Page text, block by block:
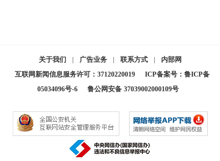
关于我们 广告业务 联系方式
内部网
互联网新闻信息服务许可：37120220019
ICP备案号：鲁ICP备
05034096号-6
鲁公网安备 37039002000109号